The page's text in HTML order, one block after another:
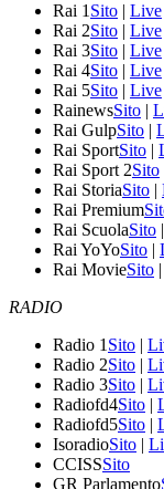
Rai 1 Sito | Live
Rai 2Sito | Live
Rai 3Sito | Live
Rai 4Sito | Live
Rai 5Sito | Live
RainewsSito |
Rai GulpSito |
Rai SportSito |
Rai Sport 2Sito
Rai StoriaSito |
Rai Premium
Rai ScuolaSito |
Rai YoYoSito |
Rai MovieSito |
RADIO
Radio 1 Sito |
Radio 2Sito |
Radio 3Sito |
Radiofd4Sito |
Radiofd5Sito |
IsoradioSito |
CCISSSito
GR Parlamento